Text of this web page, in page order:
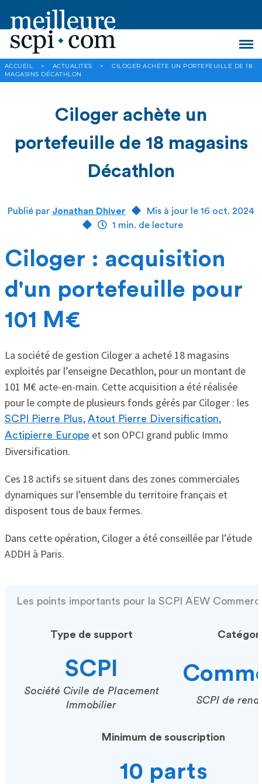
ACCUEIL > ACTUALITES >
CILOGER ACHÈTE UN PORTEFEUILLE DE 18
MAGASINS DÉCATHLON
Ciloger achète un
portefeuille de 18 magasins
Décathlon
Publié par Jonathan Dhiver
Mis à jour le 16 oct. 2024
1 min. de lecture
Ciloger : acquisition
d'un portefeuille pour
101 M€
La société de gestion Ciloger a acheté 18 magasins
exploités par l’enseigne Decathlon, pour un montant de
101 M€ acte-en-main. Cette acquisition a été réalisée
pour le compte de plusieurs fonds gérés par Ciloger : les
SCPI Pierre Plus, Atout Pierre Diversification,
Actipierre Europe et son OPCI grand public Immo
Diversification.
Ces 18 actifs se situent dans des zones commerciales
dynamiques sur l'ensemble du territoire français et
disposent tous de baux fermes.
Dans cette opération, Ciloger a été conseillée par l’étude
ADDH à Paris.
Les points importants pour la SCPI AEW
Type de support
SCPI
Société Civile de Placement
Immobilier
SCPI de
Minimum de souscription
10 parts